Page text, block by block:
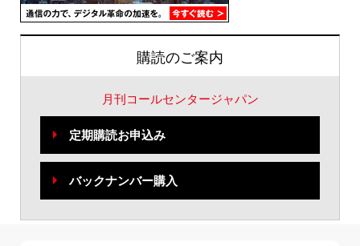
購読のご案内
月刊コールセンタージャパン
定期購読お申込み
バックナンバー購入